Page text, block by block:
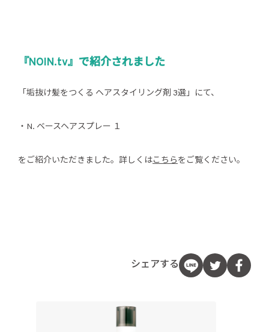
『NOIN.tv』で紹介されました
「垢抜け髪をつくる ヘアスタイリング剤 3選」にて、
・N. ベースヘアスプレー １
をご紹介いただきました。詳しくはこちらをご覧ください。
シェアする